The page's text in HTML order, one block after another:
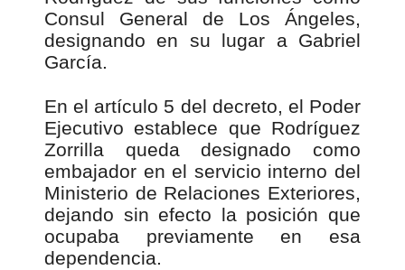
Consul General de Los Ángeles,
designando en su lugar a Gabriel
García.
En el artículo 5 del decreto, el Poder
Ejecutivo establece que Rodríguez
Zorrilla queda designado como
embajador en el servicio interno del
Ministerio de Relaciones Exteriores,
dejando sin efecto la posición que
ocupaba previamente en esa
dependencia.